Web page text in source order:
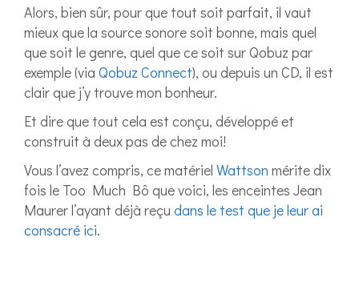
Alors, bien sûr, pour que tout soit parfait, il vaut
mieux que la source sonore soit bonne, mais quel
que soit le genre, quel que ce soit sur Qobuz par
exemple (via Qobuz Connect), ou depuis un CD, il est
clair que j’y trouve mon bonheur.
Et dire que tout cela est conçu, développé et
construit à deux pas de chez moi!
Vous l’avez compris, ce matériel Wattson mérite dix
fois le Too Much Bô que voici, les enceintes Jean
Maurer l’ayant déjà reçu dans le test que je leur ai
consacré ici.